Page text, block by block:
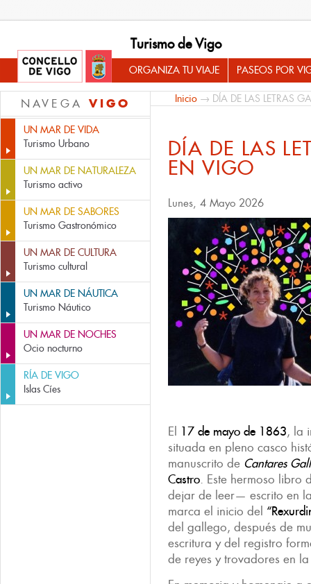
Turismo de Vigo
ORGANIZA TU VIAJE PASEOS POR
NAVEGA VIGO
UN MAR DE VIDA
Turismo Urbano
UN MAR DE NATURALEZA
Turismo activo
UN MAR DE SABORES
Turismo Gastronómico
UN MAR DE CULTURA
Turismo cultural
UN MAR DE NÁUTICA
Turismo Náutico
UN MAR DE NOCHES
Ocio nocturno
RÍA DE VIGO
Islas Cíes
Inicio → DÍA DE LAS LETRAS
DÍA DE LAS
EN VIGO
Lunes, 4 Mayo 2026
El 17 de mayo de 1863, la
situada en pleno casco
manuscrito de Cantares
Castro. Este hermoso libro
dejar de leer— escrito en
marca el inicio del
del gallego, después de
escritura y del registro
de reyes y trovadores en